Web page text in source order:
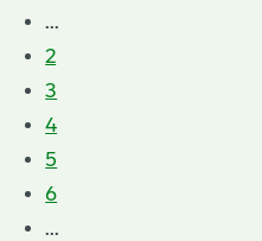
...
2
3
4
5
6
...